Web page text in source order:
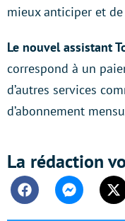
mieux anticiper et
Le nouvel assistant
correspond à un
d’autres services
d’abonnement
La rédaction
FacebookMessenger